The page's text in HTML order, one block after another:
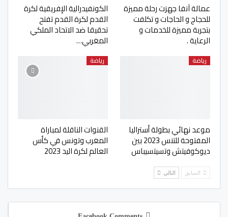
عمالة آنفا جهزت رحلة مميزة
للحجاج و الحاجات و تكلفت
بتجربة مميزة للخدمات و
الرعاية .
الكونفيدرالية الإفريقية لكرة
القدم لكرة القدم تفتح
تحقيقا ضد الاتحاد الملكي
المغربي…
رياضة
موعد نهائي بطولة أستراليا
المفتوحة للتنس 2023 بين
ديوكوفيتش وتسيتسيباس
رياضة
القنوات الناقلة لمباراة
المغرب وتونس في كأس
العالم لكرة اليد 2023
السابق التالي